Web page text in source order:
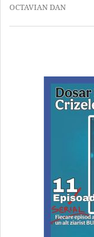
OCTAVIAN DAN